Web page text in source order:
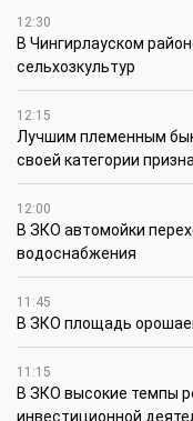
12:30
В Чингирлауском
сельхозкультур
12:15
Лучшим племенным
своей категории
12:00
В ЗКО автомойки
водоснабжения
11:45
В ЗКО площадь
11:15
В ЗКО высокие темпы
инвестиционной